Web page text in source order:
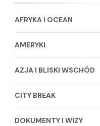
AFRYKA I OCEAN
AMERYKI
AZJA I BLISKI WSCHÓD
CITY BREAK
DOKUMENTY I WIZY